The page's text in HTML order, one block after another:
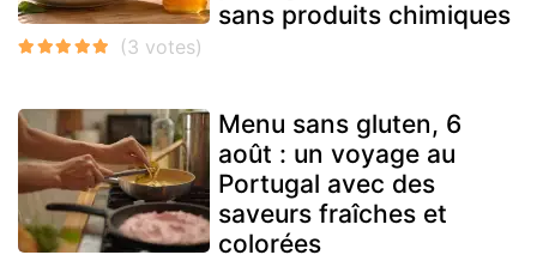
sans produits chimiques
Menu sans gluten, 6
août : un voyage au
Portugal avec des
saveurs fraîches et
colorées